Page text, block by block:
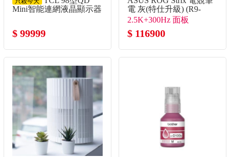
Mini智能連網液晶顯示器
$ 99999
電 灰(特仕升級) (R9-
8940HX/16G+32G/1TB+2TB
SSD/RTX5080)
2.5K+300Hz 面板
$ 116900